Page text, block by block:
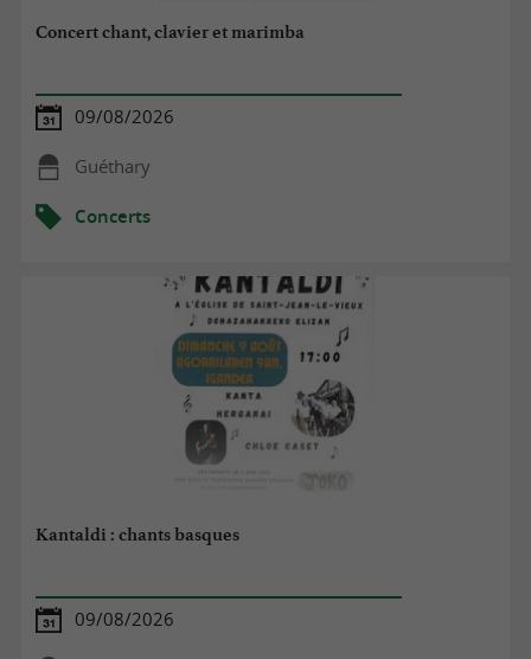
Concert chant, clavier et marimba
09/08/2026
Guéthary
Concerts
Kantaldi : chants basques
09/08/2026